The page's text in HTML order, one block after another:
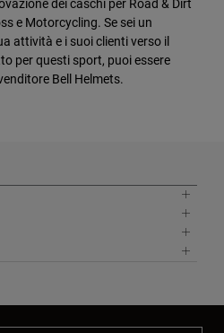
e Motorcycling. Se sei un
attività e i suoi clienti verso il
per questi sport, puoi essere
Bell Helmets.